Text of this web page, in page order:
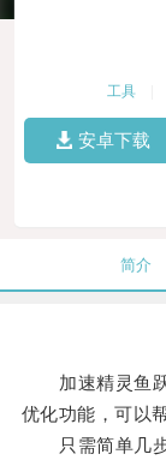
工具
安卓下载
简介
加速精灵鱼跃
优化功能，可以
只需简单几步